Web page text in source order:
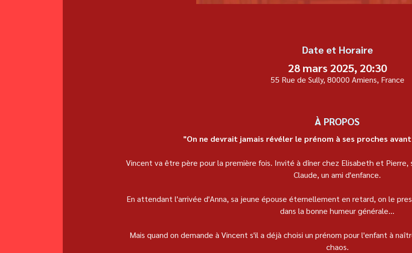
Date et Horaire
28 mars 2025, 20:30
55 Rue de Sully, 80000 Amiens, France
À PROPOS
"On ne devrait jamais révéler le prénom à ses proches
Vincent va être père pour la première fois. Invité à dîner chez Elisabeth et
Claude, un ami d'enfance.
En attendant l'arrivée d'Anna, sa jeune épouse éternellement en retard, on le
dans la bonne humeur générale...
Mais quand on demande à Vincent s'il a déjà choisi un prénom pour l'enfant à
chaos.